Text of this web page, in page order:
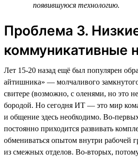
появившуюся технологию.
Проблема 3.
коммуникативные
Лет 15‑20 назад ещё был популярен
айтишника» — молчаливого
свитере (возможно, с оленями, но это
бородой. Но сегодня ИТ — это мир
и общение здесь необходимо. Во-
постоянно приходится развивать
обмениваться опытом внутри рабочей
из смежных отделов. Во-вторых,